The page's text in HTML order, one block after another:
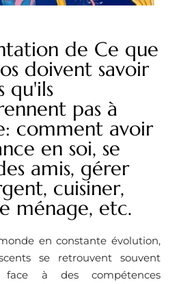
de Ce que
doivent savoir
qu'ils
pas à
comment avoir
en soi, se
amis, gérer
cuisiner,
ménage, etc.
en constante évolution,
se retrouvent souvent
face à des compétences